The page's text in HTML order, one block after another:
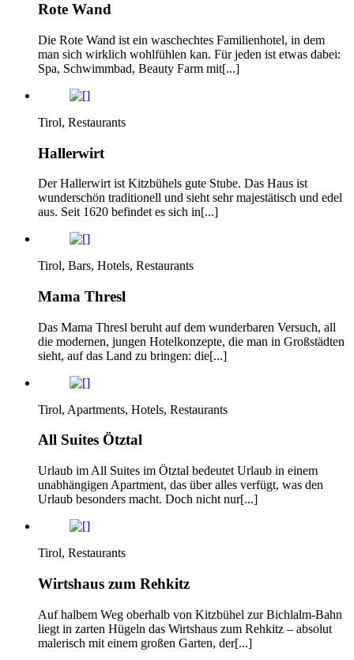
Rote Wand
Die Rote Wand ist ein waschechtes Familienhotel, in dem
man sich wirklich wohlfühlen kan. Für jeden ist etwas dabei:
Spa, Schwimmbad, Beauty Farm mit[...]
Tirol, Restaurants
Hallerwirt
Der Hallerwirt ist Kitzbühels gute Stube. Das Haus ist
wunderschön traditionell und sieht sehr majestätisch und edel
aus. Seit 1620 befindet es sich in[...]
Tirol, Bars, Hotels, Restaurants
Mama Thresl
Das Mama Thresl beruht auf dem wunderbaren Versuch, all
die modernen, jungen Hotelkonzepte, die man in Großstädten
sieht, auf das Land zu bringen: die[...]
Tirol, Apartments, Hotels, Restaurants
All Suites Ötztal
Urlaub im All Suites im Ötztal bedeutet Urlaub in einem
unabhängigen Apartment, das über alles verfügt, was den
Urlaub besonders macht. Doch nicht nur[...]
Tirol, Restaurants
Wirtshaus zum Rehkitz
Auf halbem Weg oberhalb von Kitzbühel zur Bichlalm-Bahn
liegt in zarten Hügeln das Wirtshaus zum Rehkitz – absolut
malerisch mit einem großen Garten, der[...]